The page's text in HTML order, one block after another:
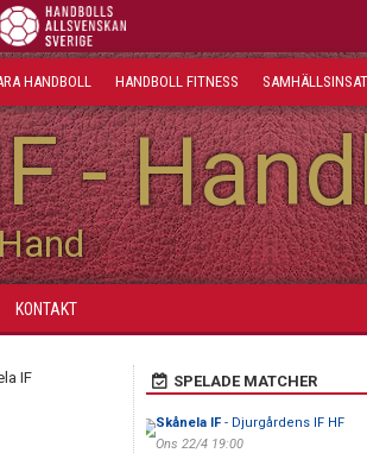
HANDBOLL HANDBOLL FITNESS
-
KONTAKT
SPELADE MATCHER
Skånela IF- Djurgårdens IF HF
Ons 22/4 19:00